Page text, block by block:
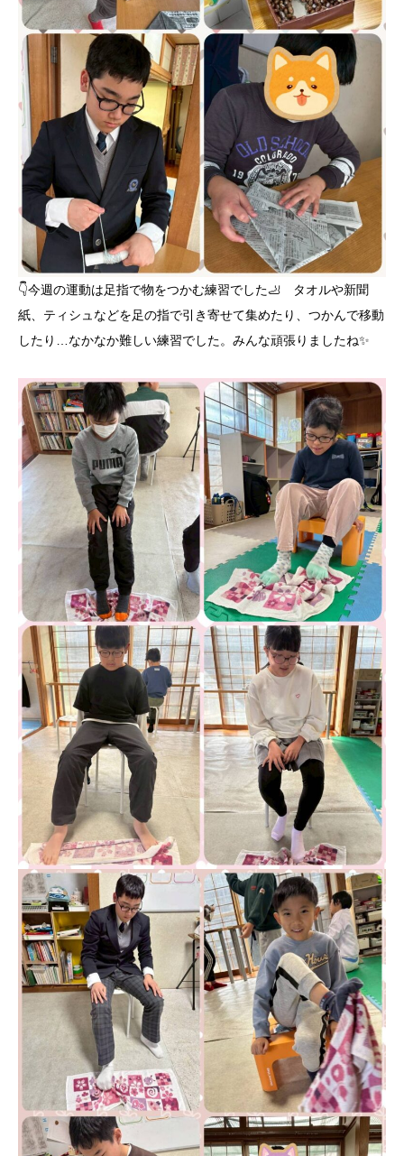
👇️今週の運動は足指で物をつかむ練習でした🦶 タオルや新聞
紙、ティシュなどを足の指で引き寄せて集めたり、つかんで移動
したり…なかなか難しい練習でした。みんな頑張りましたね✨️